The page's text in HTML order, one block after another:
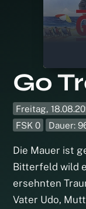
Go
Freitag,
FSK 0
Dauer:
Die Mauer ist
Bitterfeld wild
ersehnten
Vater Udo,